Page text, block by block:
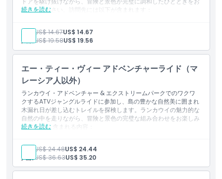
コウモリ洞窟の見学
ワニ洞窟の見学
アンダマン海の探索
浮き養殖場での魚への餌やり
[無料] ダングリ島での1時間のシュノーケリング＆泳ぎ（器材
貸出あり）
[無料] アンダマン海での1時間のサンセット鑑賞
注意
：シュノーケリングとサンセット鑑賞は海況および天候の影響
を受けます。
知っておくべきこと
参加者はこのアクティビティに参加するためには4歳以上であ
る必要があります
10分 室内ゴーカート（1人乗り）
15分 スカイバイクアドベンチャー（1名）
ペイントボールターゲット射撃：20発（1名）
アーチェリーターゲット射撃：10本の矢（1名）
20分 3Dアートミニミュージアム（1名）
20分 逆さまミニミュージアム（1名）
15分 ホースパーク訪問＆餌やり（1名）
バンジーエジェクション：ジャンプ1回（1名）
ジップライン：ジャンプ1回（1名）
午後の部（午後3:00 – 午後7:00）2時間のマングローブ川クルー
ズ
コウモリ洞窟の見学
楽しみください。訪問先には以下が含まれます：
ゴム農園
パイナップル農園
川渡り
橋の横断
オフロードツアー
続きを読む
ご注意事項
参加は12歳以上です
ATVアドベンチャーの参加年齢は12〜65歳です
ATVアドベンチャーの最大体重は150kgです
大人: US$ 14.67US$ 14.67
人数: US$ 19.58US$ 19.56
エー・ティー・ヴィー アドベンチャーライド（マ
レーシア人以外）
ランカウイ・アドベンチャー & エクストリームパークでのワクワ
クするATVジャングルライドに参加し、島の豊かな自然美に囲まれ
木漏れ日が差し込むトレイルを探検します。ランカウイの魅力的な
自然の中を走りながら、冒険と景色の完璧な組み合わせをお楽しみ
ください。 含まれる内容：
ゴム農園
パイナップル農園
川渡り
橋渡り
続きを読む
大人: US$ 24.48US$ 24.44
人数:US$ 36.63US$ 35.20